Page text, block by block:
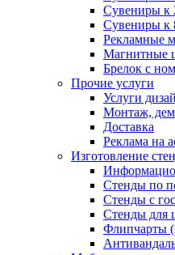
Сувениры к
Сувениры к
Рекламные
Магнитные
Брелок с
Прочие услуги
Услуги
Монтаж,
Доставка
Реклама на
Изготовление
Стенды по
Стенды с
Стенды для
Флипчарты